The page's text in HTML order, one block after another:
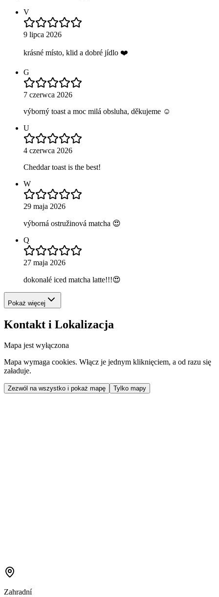
V
9 lipca 2026
krásné místo, klid a dobré jídlo ❤️
G
7 czerwca 2026
výborný toast a moc milá obsluha, děkujeme ☺️
U
4 czerwca 2026
Cheddar toast is the best!
W
29 maja 2026
výborná ostružinová matcha 😍
Q
27 maja 2026
dokonalé iced matcha latte!!!😍
Pokaż więcej
Kontakt i Lokalizacja
Mapa jest wyłączona
Mapa wymaga cookies. Włącz je jednym kliknięciem, a od razu się
załaduje.
Zezwól na wszystko i pokaż mapę Tylko mapy
Zahradní